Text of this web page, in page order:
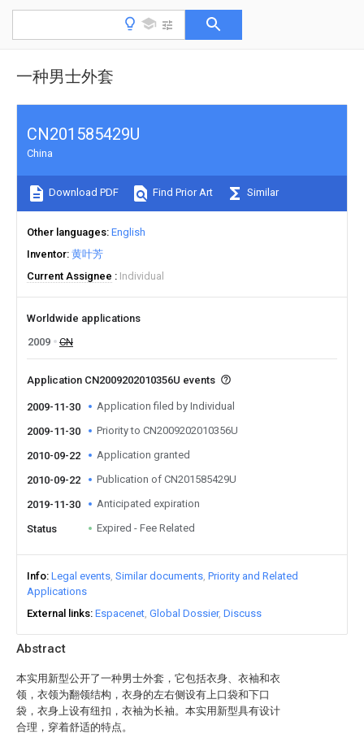
一种男士外套
Abstract
本实用新型公开了一种男士外套，它包括衣身、衣袖和衣
领，衣领为翻领结构，衣身的左右侧设有上口袋和下口
袋，衣身上设有纽扣，衣袖为长袖。本实用新型具有设计
合理，穿着舒适的特点。
CN201585429U
China
Download PDF Find Prior Art Similar
Other languages English
Inventor 黄叶芳
Current Assignee
Individual
Worldwide applications
2009
CN
Application CN2009202010356U events
2009-11-30 Application filed by Individual
2009-11-30 Priority to CN2009202010356U
2010-09-22 Application granted
2010-09-22 Publication of CN201585429U
2019-11-30 Anticipated expiration
Status Expired - Fee Related
Info Legal events Similar documents Priority and Related
Applications
External links Espacenet Global Dossier Discuss